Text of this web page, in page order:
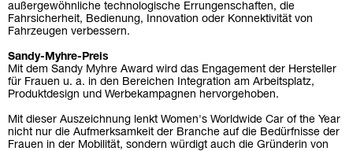
außergewöhnliche technologische Errungenschaften, die
Fahrsicherheit, Bedienung, Innovation oder Konnektivität von
Fahrzeugen verbessern.
Sandy-Myhre-Preis
Mit dem Sandy Myhre Award wird das Engagement der Hersteller
für Frauen u. a. in den Bereichen Integration am Arbeitsplatz,
Produktdesign und Werbekampagnen hervorgehoben.
Mit dieser Auszeichnung lenkt Women's Worldwide Car of the Year
nicht nur die Aufmerksamkeit der Branche auf die Bedürfnisse der
Frauen in der Mobilität, sondern würdigt auch die Gründerin von